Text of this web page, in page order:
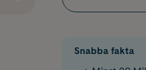
Snabba fakta